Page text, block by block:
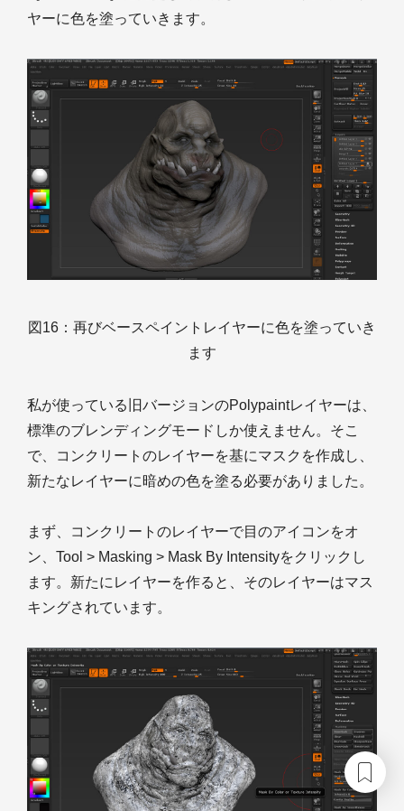
ヤーに色を塗っていきます。
図16：再びベースペイントレイヤーに色を塗っていき
ます
私が使っている旧バージョンのPolypaintレイヤーは、
標準のブレンディングモードしか使えません。そこ
で、コンクリートのレイヤーを基にマスクを作成し、
新たなレイヤーに暗めの色を塗る必要がありました。
まず、コンクリートのレイヤーで目のアイコンをオ
ン、Tool > Masking > Mask By Intensityをクリックし
ます。新たにレイヤーを作ると、そのレイヤーはマス
キングされています。